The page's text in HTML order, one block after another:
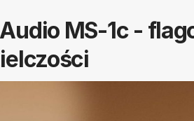
MS-1c -